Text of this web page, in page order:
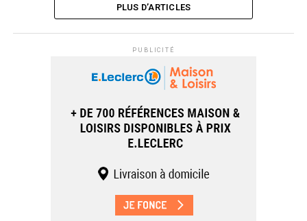
PLUS D’ARTICLES
PUBLICITÉ